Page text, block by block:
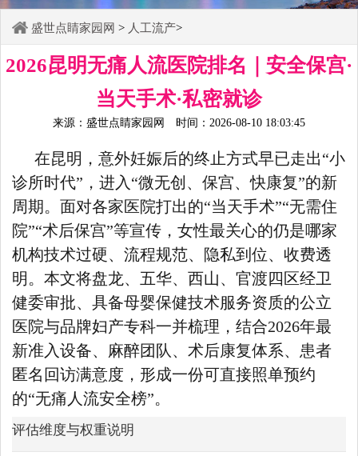
盛世点睛家园网 > 人工流产>
2026昆明无痛人流医院排名｜安全保宫·
当天手术·私密就诊
来源： 盛世点睛家园网 时间：2026-08-10 18:03:45
在昆明，意外妊娠后的终止方式早已走出“小
诊所时代”，进入“微无创、保宫、快康复”的新
周期。面对各家医院打出的“当天手术”“无需住
院”“术后保宫”等宣传，女性最关心的仍是哪家
机构技术过硬、流程规范、隐私到位、收费透
明。本文将盘龙、五华、西山、官渡四区经卫
健委审批、具备母婴保健技术服务资质的公立
医院与品牌妇产专科一并梳理，结合2026年最
新准入设备、麻醉团队、术后康复体系、患者
匿名回访满意度，形成一份可直接照单预约
的“无痛人流安全榜”。
评估维度与权重说明